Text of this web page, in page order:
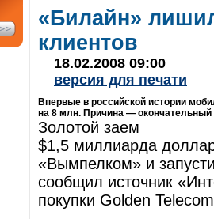
«Билайн»
клиентов
18.02.2008 09:00
версия для печати
Впервые в российской истории
на 8 млн. Причина —
Золотой заем
$1,5 миллиарда
«Вымпелком» и
сообщил источник
покупки Golden